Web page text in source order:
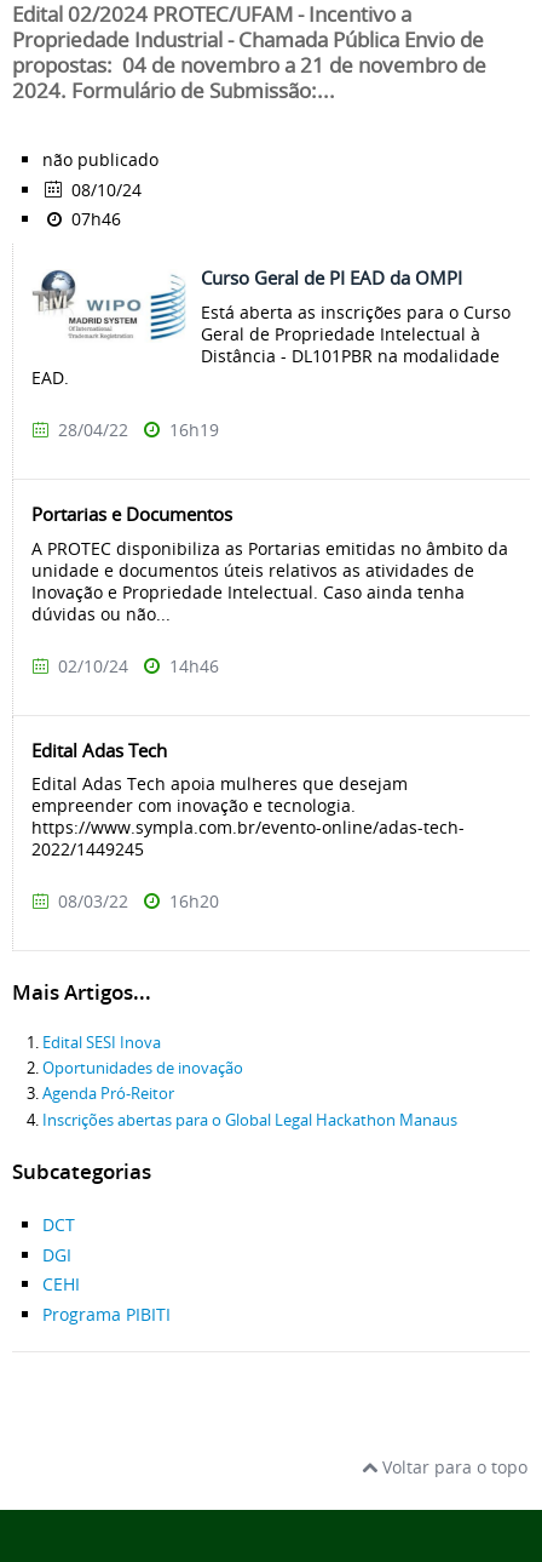
Edital 02/2024 PROTEC/UFAM - Incentivo a
Propriedade Industrial - Chamada Pública Envio de
propostas: 04 de novembro a 21 de novembro de
2024. Formulário de Submissão:...
não publicado
08/10/24
07h46
Curso Geral de PI EAD da OMPI
Está aberta as inscrições para o Curso
Geral de Propriedade Intelectual à
Distância - DL101PBR na modalidade
EAD.
28/04/22 16h19
Portarias e Documentos
A PROTEC disponibiliza as Portarias emitidas no âmbito da
unidade e documentos úteis relativos as atividades de
Inovação e Propriedade Intelectual. Caso ainda tenha
dúvidas ou não...
02/10/24 14h46
Edital Adas Tech
Edital Adas Tech apoia mulheres que desejam
empreender com inovação e tecnologia.
https://www.sympla.com.br/evento-online/adas-tech-
2022/1449245
08/03/22 16h20
Mais Artigos...
Edital SESI Inova
Oportunidades de inovação
Agenda Pró-Reitor
Inscrições abertas para o Global Legal Hackathon Manaus
Subcategorias
DCT
DGI
CEHI
Programa PIBITI
Voltar para o topo